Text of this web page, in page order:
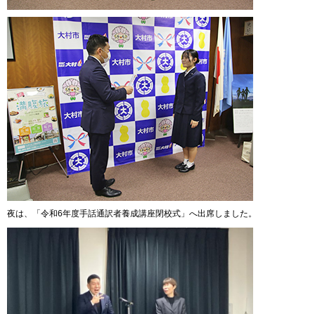
夜は、「令和6年度手話通訳者養成講座閉校式」へ出席しました。